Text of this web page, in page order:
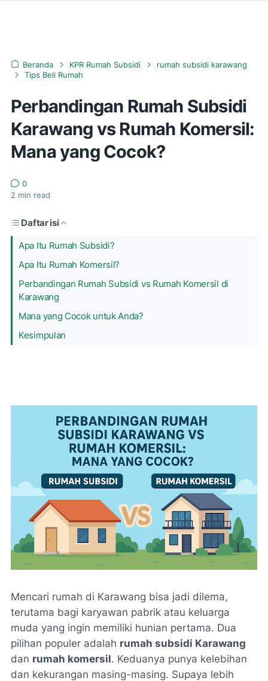
Beranda KPR Rumah Subsidi
rumah subsidi karawang
Tips Beli Rumah
Perbandingan Rumah Subsidi
Karawang vs Rumah Komersil:
Mana yang Cocok?
0
2 min read
Daftar isi
Apa Itu Rumah Subsidi?
Apa Itu Rumah Komersil?
Perbandingan Rumah Subsidi vs Rumah Komersil di
Karawang
Mana yang Cocok untuk Anda?
Kesimpulan
Mencari rumah di Karawang bisa jadi dilema,
terutama bagi karyawan pabrik atau keluarga
muda yang ingin memiliki hunian pertama. Dua
pilihan populer adalah rumah subsidi Karawang
dan rumah komersil. Keduanya punya kelebihan
dan kekurangan masing-masing. Supaya lebih